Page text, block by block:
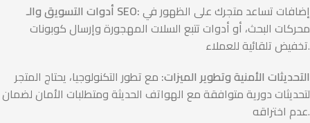
أدوات التسويق والـ SEO:
محركات البحث، أو أدوات تتبع السلات المهجورة وإرسال كوبونات
تخفيض تلقائية للعملاء.
التحديثات الأمنية وتطوير الميزات: مع تطور التكنولوجيا، يحتاج المتجر
لتحديثات دورية متوافقة مع الهواتف الحديثة ومتطلبات الأمان لضمان
عدم اختراقه.